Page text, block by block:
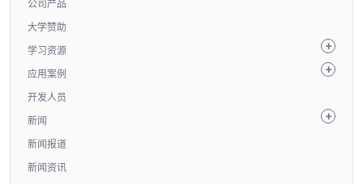
公司产品
大学赞助
学习资源
应用案例
开发人员
新闻
新闻报道
新闻资讯